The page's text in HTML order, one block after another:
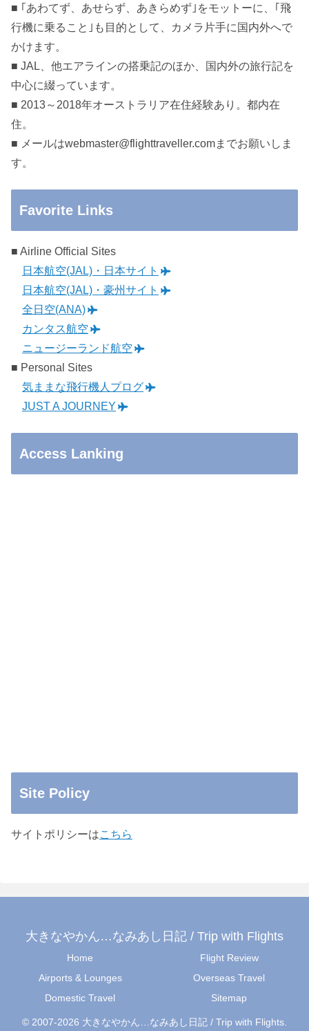
■ ｢あわてず、あせらず、あきらめず｣をモットーに、｢飛
行機に乗ること｣も目的として、カメラ片手に国内外へで
かけます。
■ JAL、他エアラインの搭乗記のほか、国内外の旅行記を
中心に綴っています。
■ 2013～2018年オーストラリア在住経験あり。都内在
住。
■ メールはwebmaster@flighttraveller.comまでお願いしま
す。
Favorite Links
■ Airline Official Sites
日本航空(JAL)・日本サイト
日本航空(JAL)・豪州サイト
全日空(ANA)
カンタス航空
ニュージーランド航空
■ Personal Sites
気ままな飛行機人プログ
JUST A JOURNEY
Access Lanking
Site Policy
サイトポリシーはこちら
大きなやかん…なみあし日記 / Trip with Flights
Home
Flight Review
Airports & Lounges
Overseas Travel
Domestic Travel
Sitemap
© 2007-2026 大きなやかん…なみあし日記 / Trip with Flights.